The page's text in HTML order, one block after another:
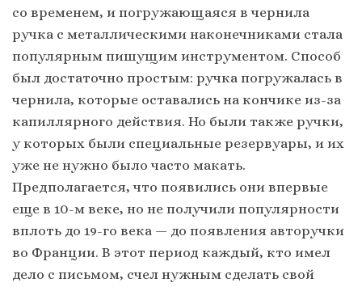
со временем, и погружающаяся в чернила
ручка с металлическими наконечниками стала
популярным пишущим инструментом. Способ
был достаточно простым: ручка погружалась в
чернила, которые оставались на кончике из-за
капиллярного действия. Но были также ручки,
у которых были специальные резервуары, и их
уже не нужно было часто макать.
Предполагается, что появились они впервые
еще в 10-м веке, но не получили популярности
вплоть до 19-го века — до появления авторучки
во Франции. В этот период каждый, кто имел
дело с письмом, счел нужным сделать свой